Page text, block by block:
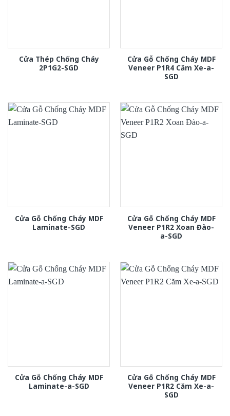
Cửa Thép Chống Cháy
2P1G2-SGD
Cửa Gỗ Chống Cháy MDF
Veneer P1R4 Căm Xe-a-
SGD
Cửa Gỗ Chống Cháy MDF
Laminate-SGD
Cửa Gỗ Chống Cháy MDF
Veneer P1R2 Xoan Đào-
a-SGD
Cửa Gỗ Chống Cháy MDF
Laminate-a-SGD
Cửa Gỗ Chống Cháy MDF
Veneer P1R2 Căm Xe-a-
SGD